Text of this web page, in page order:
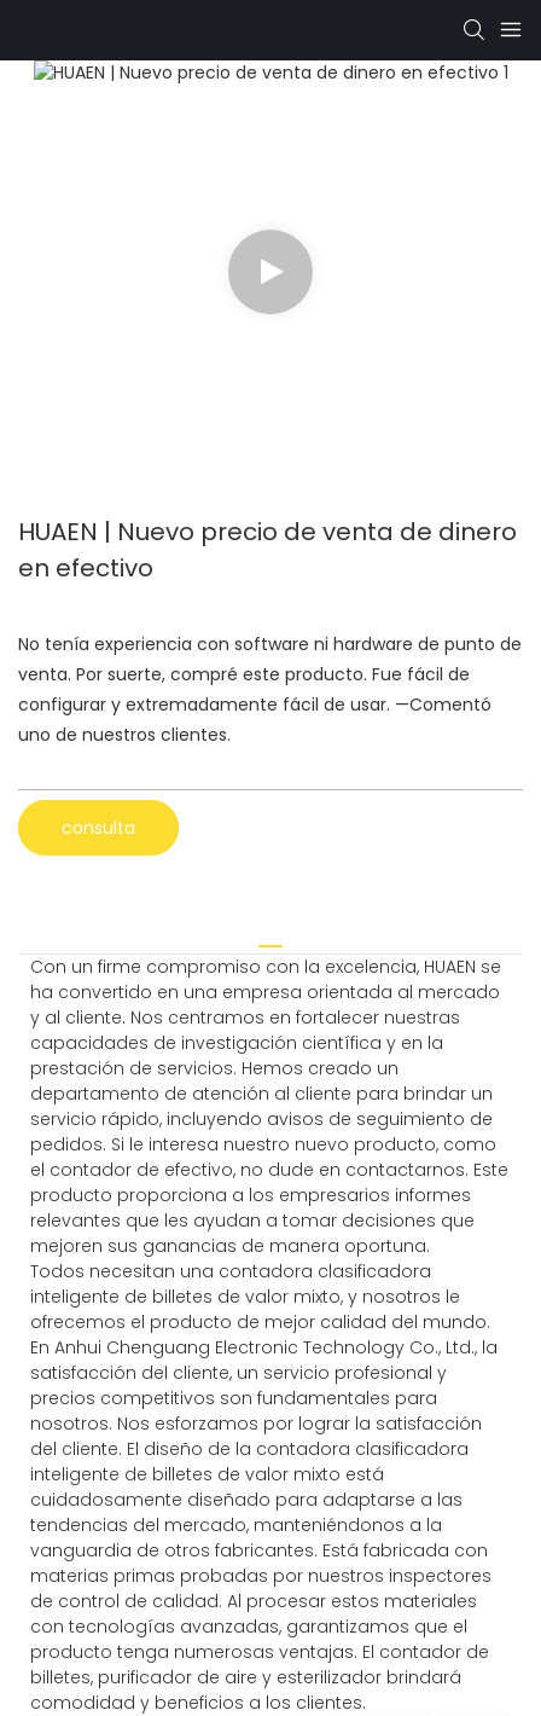
HUAEN | Nuevo precio de venta de dinero
en efectivo
No tenía experiencia con software ni hardware de punto de
venta. Por suerte, compré este producto. Fue fácil de
configurar y extremadamente fácil de usar. —Comentó
uno de nuestros clientes.
consulta
Con un firme compromiso con la excelencia, HUAEN se
ha convertido en una empresa orientada al mercado
y al cliente. Nos centramos en fortalecer nuestras
capacidades de investigación científica y en la
prestación de servicios. Hemos creado un
departamento de atención al cliente para brindar un
servicio rápido, incluyendo avisos de seguimiento de
pedidos. Si le interesa nuestro nuevo producto, como
el contador de efectivo, no dude en contactarnos. Este
producto proporciona a los empresarios informes
relevantes que les ayudan a tomar decisiones que
mejoren sus ganancias de manera oportuna.
Todos necesitan una contadora clasificadora
inteligente de billetes de valor mixto, y nosotros le
ofrecemos el producto de mejor calidad del mundo.
En Anhui Chenguang Electronic Technology Co., Ltd., la
satisfacción del cliente, un servicio profesional y
precios competitivos son fundamentales para
nosotros. Nos esforzamos por lograr la satisfacción
del cliente. El diseño de la contadora clasificadora
inteligente de billetes de valor mixto está
cuidadosamente diseñado para adaptarse a las
tendencias del mercado, manteniéndonos a la
vanguardia de otros fabricantes. Está fabricada con
materias primas probadas por nuestros inspectores
de control de calidad. Al procesar estos materiales
con tecnologías avanzadas, garantizamos que el
producto tenga numerosas ventajas. El contador de
billetes, purificador de aire y esterilizador brindará
comodidad y beneficios a los clientes.